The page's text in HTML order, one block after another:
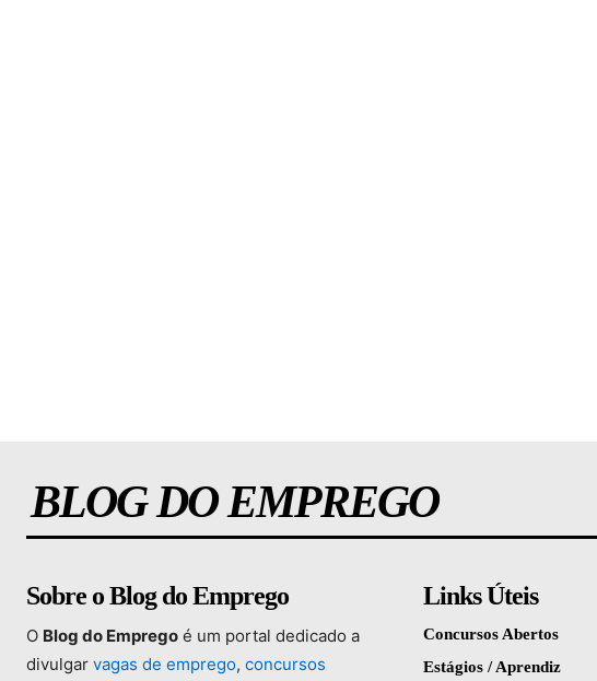
BLOG DO EMPREGO
Sobre o Blog do Emprego
O Blog do Emprego é um portal dedicado a
divulgar vagas de emprego, concursos
Links Úteis
Concursos Abertos
Estágios / Aprendiz